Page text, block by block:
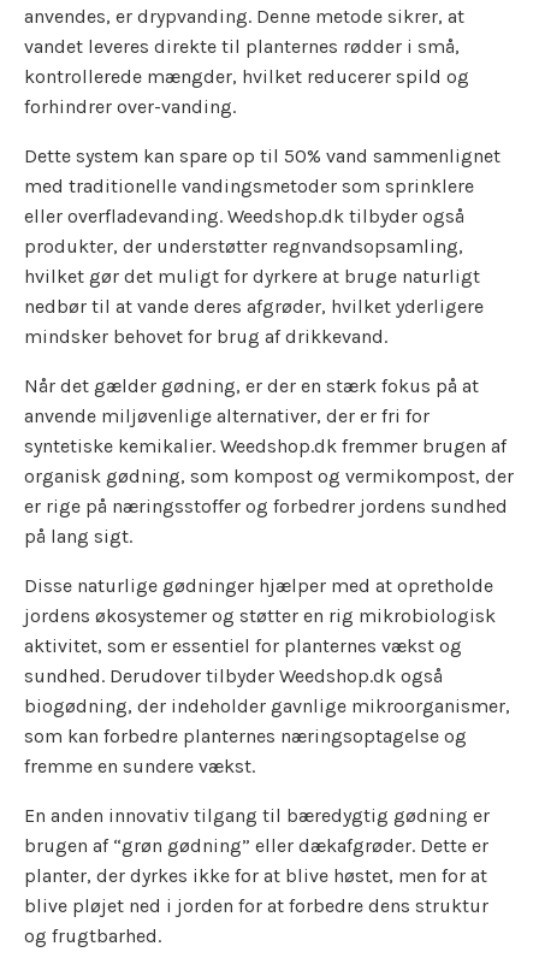
anvendes, er drypvanding. Denne metode sikrer, at
vandet leveres direkte til planternes rødder i små,
kontrollerede mængder, hvilket reducerer spild og
forhindrer over-vanding.
Dette system kan spare op til 50% vand sammenlignet
med traditionelle vandingsmetoder som sprinklere
eller overfladevanding. Weedshop.dk tilbyder også
produkter, der understøtter regnvandsopsamling,
hvilket gør det muligt for dyrkere at bruge naturligt
nedbør til at vande deres afgrøder, hvilket yderligere
mindsker behovet for brug af drikkevand.
Når det gælder gødning, er der en stærk fokus på at
anvende miljøvenlige alternativer, der er fri for
syntetiske kemikalier. Weedshop.dk fremmer brugen af
organisk gødning, som kompost og vermikompost, der
er rige på næringsstoffer og forbedrer jordens sundhed
på lang sigt.
Disse naturlige gødninger hjælper med at opretholde
jordens økosystemer og støtter en rig mikrobiologisk
aktivitet, som er essentiel for planternes vækst og
sundhed. Derudover tilbyder Weedshop.dk også
biogødning, der indeholder gavnlige mikroorganismer,
som kan forbedre planternes næringsoptagelse og
fremme en sundere vækst.
En anden innovativ tilgang til bæredygtig gødning er
brugen af “grøn gødning” eller dækafgrøder. Dette er
planter, der dyrkes ikke for at blive høstet, men for at
blive pløjet ned i jorden for at forbedre dens struktur
og frugtbarhed.